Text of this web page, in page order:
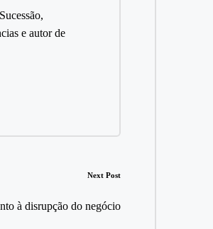
e autor de
Next Post
à disrupção do negócio